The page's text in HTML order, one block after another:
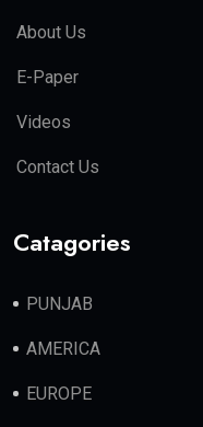
About Us
E-Paper
Videos
Contact Us
Catagories
PUNJAB
AMERICA
EUROPE